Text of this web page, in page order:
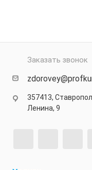
Заказать звонок
357413,
Ленина, 9